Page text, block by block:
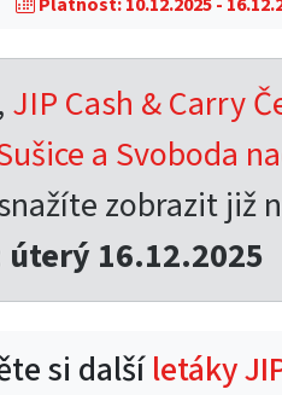
JIP Cash & Carry
a Svoboda
zobrazit již
úterý 16.12.2025
si dalšíletáky